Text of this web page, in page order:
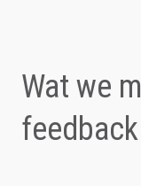
Wat we
feedback